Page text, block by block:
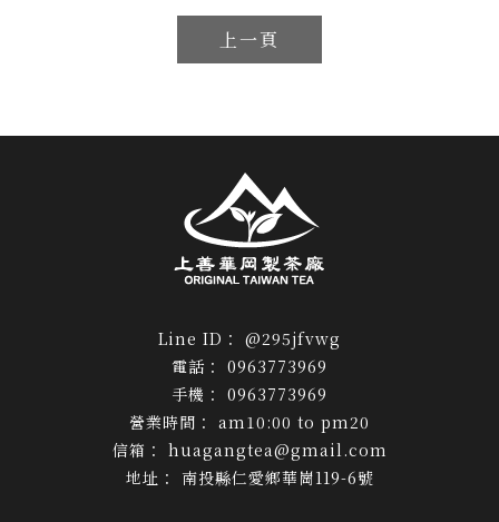
上一頁
@295jfvwg
0963773969
0963773969
am10:00 to pm20
huagangtea@gmail.com
南投縣仁愛鄉華崗119-6號